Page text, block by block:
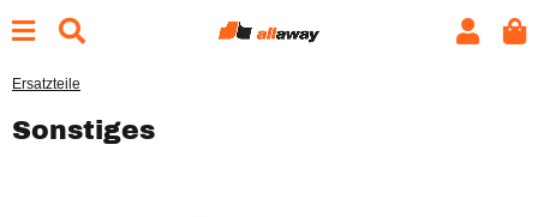
Ersatzteile
Sonstiges